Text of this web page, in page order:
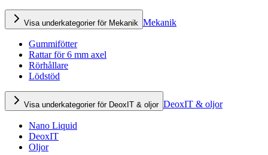
Visa underkategorier för Mekanik Mekanik
Gummifötter
Rattar för 6 mm axel
Rörhållare
Lödstöd
Visa underkategorier för DeoxIT & oljor DeoxIT & oljor
Nano Liquid
DeoxIT
Oljor